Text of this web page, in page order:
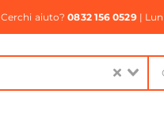
Cerchi aiuto?0832 156 0529| Lun